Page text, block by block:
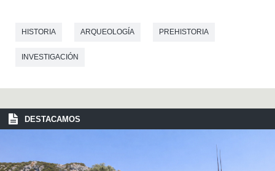
HISTORIA ARQUEOLOGÍA PREHISTORIA
INVESTIGACIÓN
DESTACAMOS